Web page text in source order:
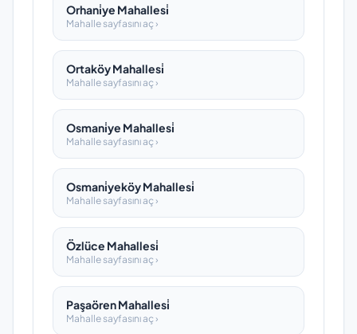
Orhani̇ye Mahallesi̇
Mahalle sayfasını aç ›
Ortaköy Mahallesi̇
Mahalle sayfasını aç ›
Osmani̇ye Mahallesi̇
Mahalle sayfasını aç ›
Osmani̇yeköy Mahallesi̇
Mahalle sayfasını aç ›
Özlüce Mahallesi̇
Mahalle sayfasını aç ›
Paşaören Mahallesi̇
Mahalle sayfasını aç ›